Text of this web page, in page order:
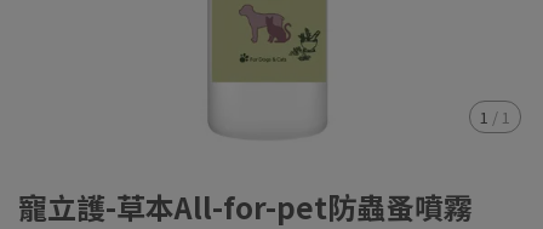
1 / 1
寵立護-草本All-for-pet防蟲蚤噴霧